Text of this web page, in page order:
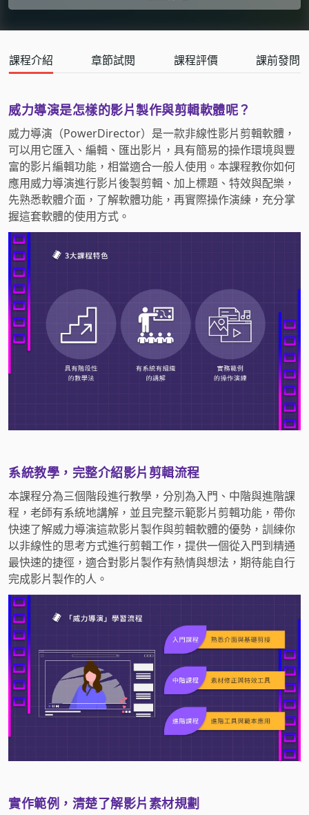
課程介紹 章節試閱 課程評價 課前發問
威力導演是怎樣的影片製作與剪輯軟體呢？
威力導演（PowerDirector）是一款非線性影片剪輯軟體，
可以用它匯入、編輯、匯出影片，具有簡易的操作環境與豐
富的影片編輯功能，相當適合一般人使用。本課程教你如何
應用威力導演進行影片後製剪輯、加上標題、特效與配樂，
先熟悉軟體介面，了解軟體功能，再實際操作演練，充分掌
握這套軟體的使用方式。
系統教學，完整介紹影片剪輯流程
本課程分為三個階段進行教學，分別為入門、中階與進階課
程，老師有系統地講解，並且完整示範影片剪輯功能，帶你
快速了解威力導演這款影片製作與剪輯軟體的優勢，訓練你
以非線性的思考方式進行剪輯工作，提供一個從入門到精通
最快速的捷徑，適合對影片製作有熱情與想法，期待能自行
完成影片製作的人。
實作範例，清楚了解影片素材規劃